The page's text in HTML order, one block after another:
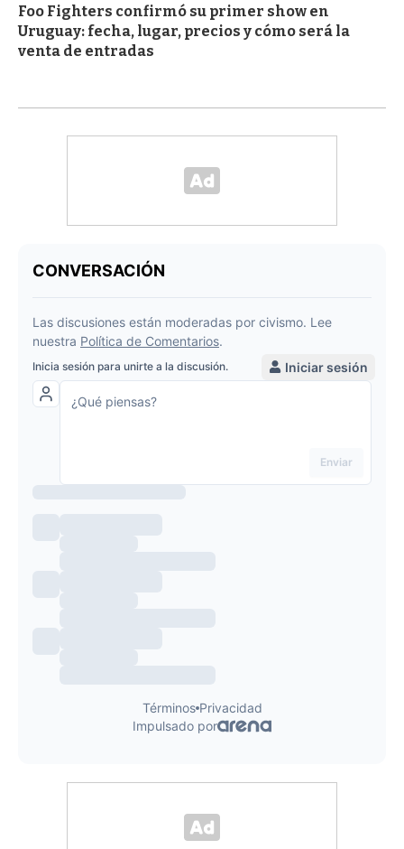
Foo Fighters confirmó su primer show en
Uruguay: fecha, lugar, precios y cómo será la
venta de entradas